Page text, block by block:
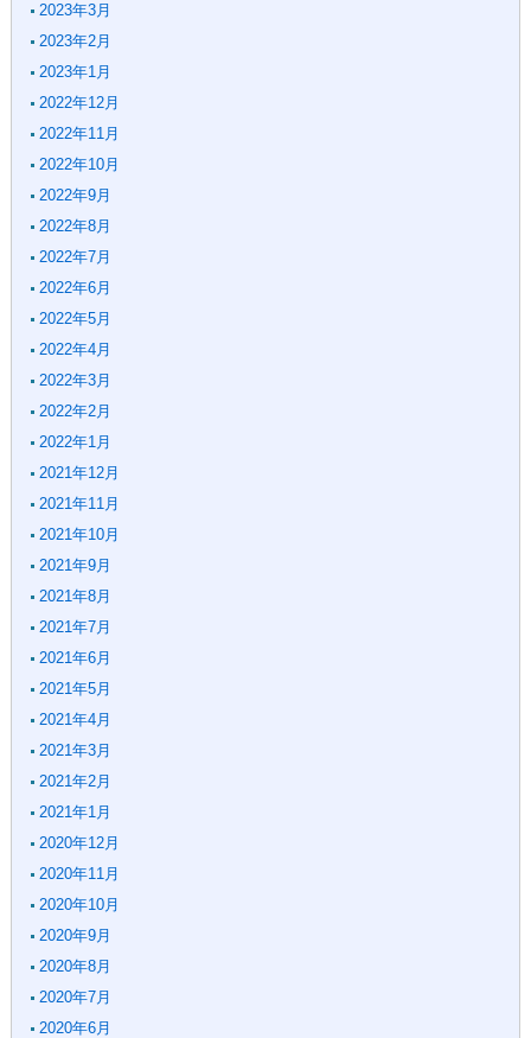
2023年3月
2023年2月
2023年1月
2022年12月
2022年11月
2022年10月
2022年9月
2022年8月
2022年7月
2022年6月
2022年5月
2022年4月
2022年3月
2022年2月
2022年1月
2021年12月
2021年11月
2021年10月
2021年9月
2021年8月
2021年7月
2021年6月
2021年5月
2021年4月
2021年3月
2021年2月
2021年1月
2020年12月
2020年11月
2020年10月
2020年9月
2020年8月
2020年7月
2020年6月